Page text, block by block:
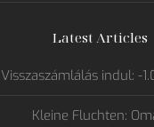
Latest Articles
Visszaszámlálás indul: -
Kleine Fluchten: